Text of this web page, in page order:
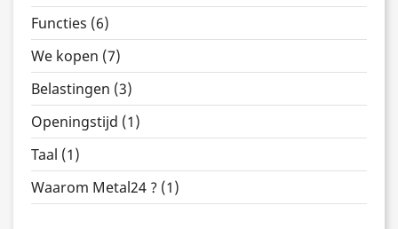
Functies (6)
We kopen (7)
Belastingen (3)
Openingstijd (1)
Taal (1)
Waarom Metal24 ? (1)